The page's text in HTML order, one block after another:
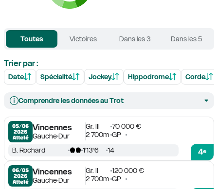
Toutes Victoires Dans les 3 Dans les 5
Trier par :
Date Spécialité Jockey Hippodrome Corde
Comprendre les données au Trot
05/06
2026
Attelé
Vincennes
GaucheDur
Gr. III
70 000 €
2 700m GP
4e
B. Rochard 1'13''6 14
06/05
2026
Attelé
Vincennes
GaucheDur
Gr. II
120 000 €
2 700m GP